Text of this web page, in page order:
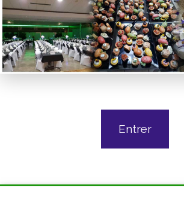
Entrer